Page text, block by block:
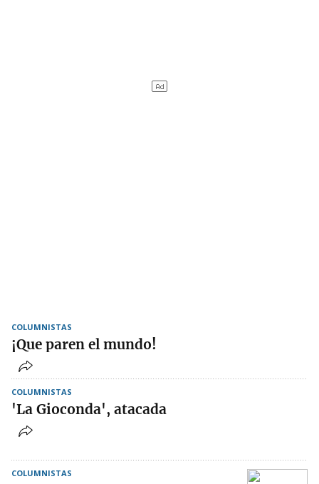
COLUMNISTAS
¡Que paren el mundo!
COLUMNISTAS
'La Gioconda', atacada
COLUMNISTAS